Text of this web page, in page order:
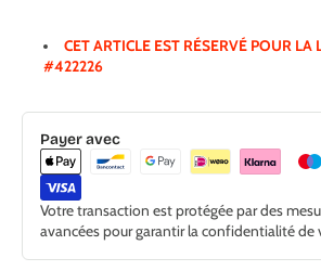
CET ARTICLE EST RÉSERVÉ POUR LA
#422226
Payer avec
Votre transaction est protégée par des
avancées pour garantir la confidentialité